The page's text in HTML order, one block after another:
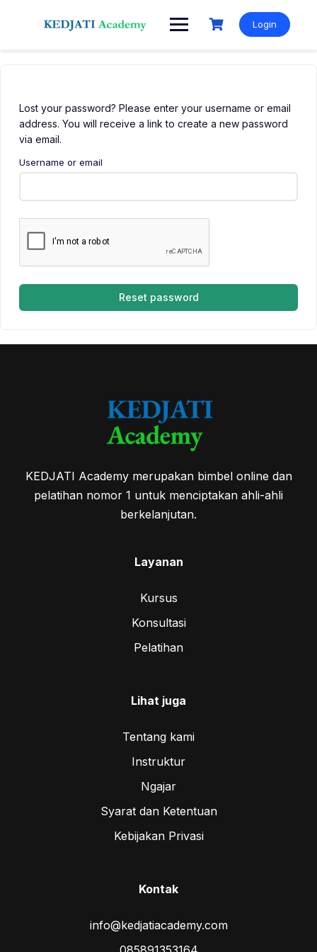
Login
Lost your password? Please enter your username or email
address. You will receive a link to create a new password
via email.
Username or email
Reset password
KEDJATI Academy merupakan bimbel online dan
pelatihan nomor 1 untuk menciptakan ahli-ahli
berkelanjutan.
Layanan
Kursus
Konsultasi
Pelatihan
Lihat juga
Tentang kami
Instruktur
Ngajar
Syarat dan Ketentuan
Kebijakan Privasi
Kontak
info@kedjatiacademy.com